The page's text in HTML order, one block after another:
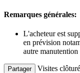
Remarques générales:
L'acheteur est
en prévision
autre
Partager Visites